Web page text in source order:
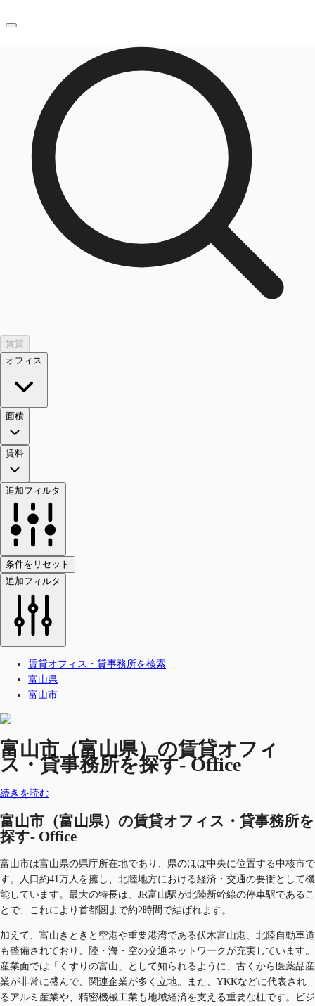
オフィス・事務所
倉庫・物流センター
地図検索
記事
仲介会社様はこちらへ
お気に入り
お電話
賃貸
オフィス
面積
賃料
追加フィルタ
条件をリセット
追加フィルタ
賃貸オフィス・貸事務所を検索
富山県
富山市
富山市（富山県）の賃貸オフィ
ス・貸事務所を探す- Office
続きを読む
富山市（富山県）の賃貸オフィス・貸事務所を
探す- Office
富山市は富山県の県庁所在地であり、県のほぼ中央に位置する中核市で
す。人口約41万人を擁し、北陸地方における経済・交通の要衝として機
能しています。最大の特長は、JR富山駅が北陸新幹線の停車駅であるこ
とで、これにより首都圏まで約2時間で結ばれます。
加えて、富山きときと空港や重要港湾である伏木富山港、北陸自動車道
も整備されており、陸・海・空の交通ネットワークが充実しています。
産業面では「くすりの富山」として知られるように、古くから医薬品産
業が非常に盛んで、関連企業が多く立地。また、YKKなどに代表され
るアルミ産業や、精密機械工業も地域経済を支える重要な柱です。ビジ